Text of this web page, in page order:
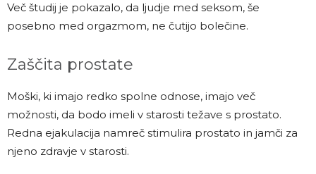
Več študij je pokazalo, da ljudje med seksom, še
posebno med orgazmom, ne čutijo bolečine.
Zaščita prostate
Moški, ki imajo redko spolne odnose, imajo več
možnosti, da bodo imeli v starosti težave s prostato.
Redna ejakulacija namreč stimulira prostato in jamči za
njeno zdravje v starosti.